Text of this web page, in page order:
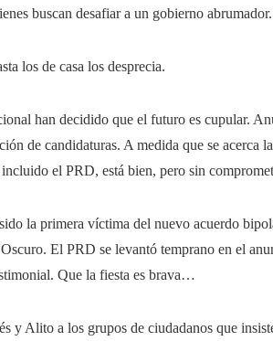
buscan desafiar a un gobierno abrumador.
los de casa los desprecia.
han decidido que el futuro es cupular.
de candidaturas. A medida que se acerca
el PRD, está bien, pero sin
la primera víctima del nuevo acuerdo
Oscuro. El PRD se levantó temprano en el
Que la fiesta es brava…
y Alito a los grupos de ciudadanos que